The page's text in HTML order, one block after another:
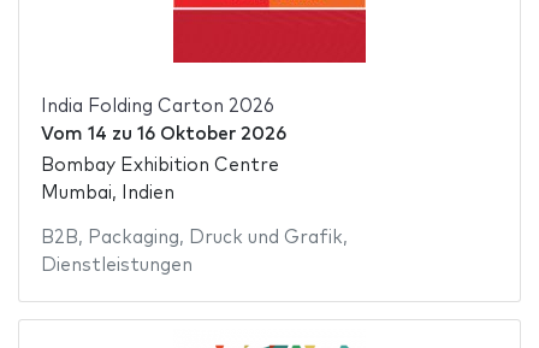
India Folding Carton 2026
Vom 14 zu 16 Oktober 2026
Bombay Exhibition Centre
Mumbai, Indien
B2B, Packaging, Druck und Grafik,
Dienstleistungen